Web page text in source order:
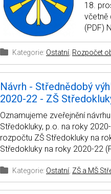
18.
včetně
(PDF)
Kategorie: Ostatní Rozpočet
Návrh - Střednědobý
2020-22 - ZŠ
Oznamujeme zveřejnění
Středokluky, p.o. na roky
rozpočtu ZŠ Středokluky na
Středokluky na roky 2020-22
Kategorie: Ostatní ZŠ a MŠ